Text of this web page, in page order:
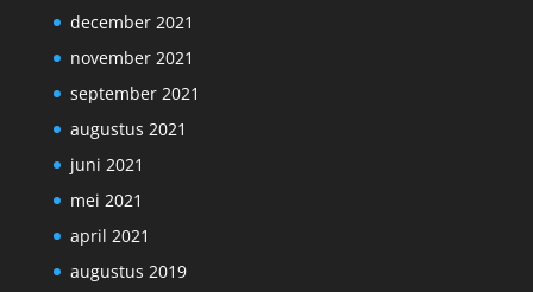
december 2021
november 2021
september 2021
augustus 2021
juni 2021
mei 2021
april 2021
augustus 2019